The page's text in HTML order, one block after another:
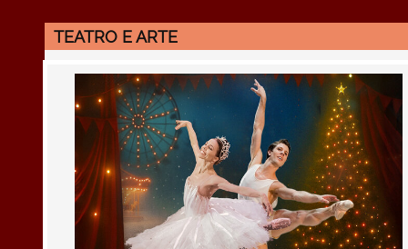
TEATRO E ARTE